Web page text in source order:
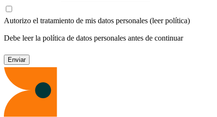
Autorizo el tratamiento de mis datos personales (leer política)
Debe leer la política de datos personales antes de continuar